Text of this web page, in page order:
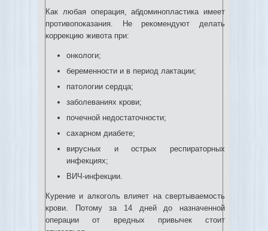
Как любая операция, абдоминопластика имеет
противопоказания. Не рекомендуют делать
коррекцию живота при:
онкологи;
беременности и в период лактации;
патологии сердца;
заболеваниях крови;
почечной недостаточности;
сахарном диабете;
вирусных и острых респираторных
инфекциях;
ВИЧ-инфекции.
Курение и алкоголь влияет на свертываемость
крови. Потому за 14 дней до назначенной
операции от вредных привычек стоит